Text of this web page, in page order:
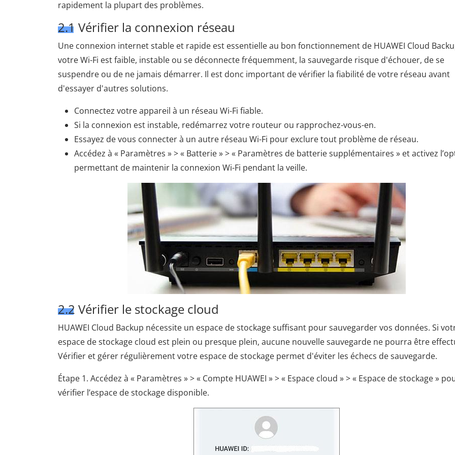
rapidement la plupart des problèmes.
2.1 Vérifier la connexion réseau
Une connexion internet stable et rapide est essentielle au bon fonctionnement de HUAWEI Cloud
votre Wi-Fi est faible, instable ou se déconnecte fréquemment, la sauvegarde risque d'échouer, de se
suspendre ou de ne jamais démarrer. Il est donc important de vérifier la fiabilité de votre réseau avant
d'essayer d'autres solutions.
Connectez votre appareil à un réseau Wi-Fi fiable.
Si la connexion est instable, redémarrez votre routeur ou rapprochez-vous-en.
Essayez de vous connecter à un autre réseau Wi-Fi pour exclure tout problème de réseau.
Accédez à « Paramètres » > « Batterie » > « Paramètres de batterie supplémentaires » et activez
permettant de maintenir la connexion Wi-Fi pendant la veille.
2.2 Vérifier le stockage cloud
HUAWEI Cloud Backup nécessite un espace de stockage suffisant pour sauvegarder vos données. Si
espace de stockage cloud est plein ou presque plein, aucune nouvelle sauvegarde ne pourra être
Vérifier et gérer régulièrement votre espace de stockage permet d'éviter les échecs de sauvegarde.
Étape 1. Accédez à « Paramètres » > « Compte HUAWEI » > « Espace cloud » > « Espace de stockage »
vérifier l’espace de stockage disponible.